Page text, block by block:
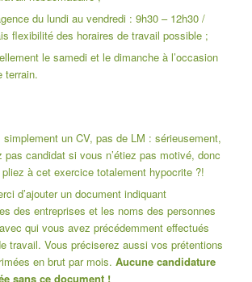
du lundi au vendredi : 9h30 – 12h30 /
flexibilité des horaires de travail possible ;
le samedi et le dimanche à l’occasion
terrain.
simplement un CV, pas de LM : sérieusement,
pas candidat si vous n’étiez pas motivé, donc
à cet exercice totalement hypocrite ?!
d’ajouter un document indiquant
des entreprises et les noms des personnes
qui vous avez précédemment effectués
travail. Vous préciserez aussi vos prétentions
en brut par mois. Aucune candidature
sans ce document !